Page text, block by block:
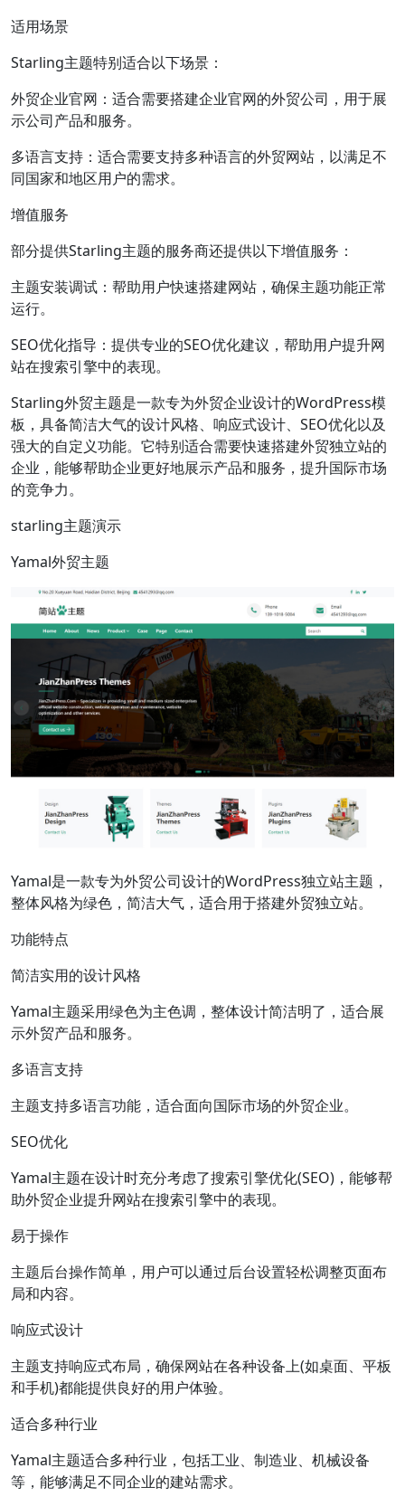
适用场景
Starling主题特别适合以下场景：
外贸企业官网：适合需要搭建企业官网的外贸公司，用于展
示公司产品和服务。
多语言支持：适合需要支持多种语言的外贸网站，以满足不
同国家和地区用户的需求。
增值服务
部分提供Starling主题的服务商还提供以下增值服务：
主题安装调试：帮助用户快速搭建网站，确保主题功能正常
运行。
SEO优化指导：提供专业的SEO优化建议，帮助用户提升网
站在搜索引擎中的表现。
Starling外贸主题是一款专为外贸企业设计的WordPress模
板，具备简洁大气的设计风格、响应式设计、SEO优化以及
强大的自定义功能。它特别适合需要快速搭建外贸独立站的
企业，能够帮助企业更好地展示产品和服务，提升国际市场
的竞争力。
starling主题演示
Yamal外贸主题
Yamal是一款专为外贸公司设计的WordPress独立站主题，
整体风格为绿色，简洁大气，适合用于搭建外贸独立站。
功能特点
简洁实用的设计风格
Yamal主题采用绿色为主色调，整体设计简洁明了，适合展
示外贸产品和服务。
多语言支持
主题支持多语言功能，适合面向国际市场的外贸企业。
SEO优化
Yamal主题在设计时充分考虑了搜索引擎优化(SEO)，能够帮
助外贸企业提升网站在搜索引擎中的表现。
易于操作
主题后台操作简单，用户可以通过后台设置轻松调整页面布
局和内容。
响应式设计
主题支持响应式布局，确保网站在各种设备上(如桌面、平板
和手机)都能提供良好的用户体验。
适合多种行业
Yamal主题适合多种行业，包括工业、制造业、机械设备
等，能够满足不同企业的建站需求。